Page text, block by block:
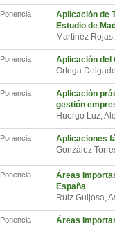
Ponencia
Aplicación de
Estudio de
Martínez
Ponencia
Aplicación del
Ortega
Ponencia
Aplicación
gestión
Huergo Luz,
Ponencia
Aplicaciones
González
Ponencia
Áreas
España
Ruiz Guijosa,
Ponencia
Áreas